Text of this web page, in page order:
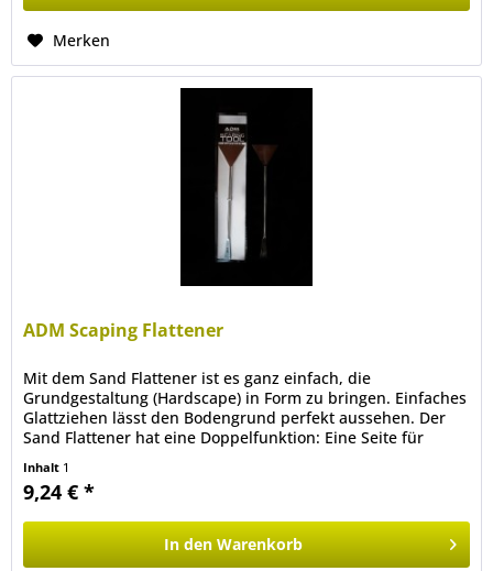
Merken
ADM Scaping Flattener
Mit dem Sand Flattener ist es ganz einfach, die
Grundgestaltung (Hardscape) in Form zu bringen. Einfaches
Glattziehen lässt den Bodengrund perfekt aussehen. Der
Sand Flattener hat eine Doppelfunktion: Eine Seite für
Inhalt 1
9,24 € *
In den Warenkorb